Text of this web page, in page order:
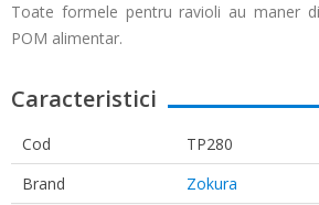
Toate formele pentru ravioli au maner
POM alimentar.
Caracteristici
Cod
TP280
Brand
Zokura